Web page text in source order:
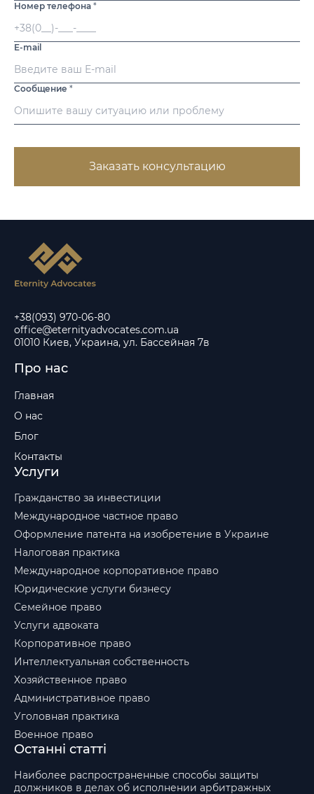
Номер телефона *
E-mail
Сообщение *
Заказать консультацию
+38(093) 970-06-80
office@eternityadvocates.com.ua
01010 Киев, Украина, ул. Бассейная 7в
Про нас
Главная
О нас
Блог
Контакты
Услуги
Гражданство за инвестиции
Международное частное право
Оформление патента на изобретение в Украине
Налоговая практика
Международное корпоративное право
Юридические услуги бизнесу
Семейное право
Услуги адвоката
Корпоративное право
Интеллектуальная собственность
Хозяйственное право
Административное право
Уголовная практика
Военное право
Останні статті
Наиболее распространенные способы защиты
должников в делах об исполнении арбитражных